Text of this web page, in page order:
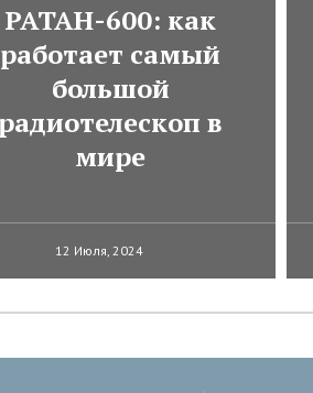
РАТАН-600: как
работает самый
большой
радиотелескоп в
мире
12 Июля, 2024